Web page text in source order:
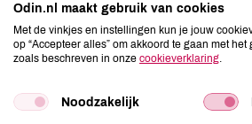
Allergenen
Aardnoten
onbekend
Gluten
onbekend
Lactose
onbekend
Odin.nl maakt gebruik van cookies
Met de vinkjes en instellingen kun je jouw
op “Accepteer alles” om akkoord te gaan met
zoals beschreven in onze cookieverklaring.
Noodzakelijk